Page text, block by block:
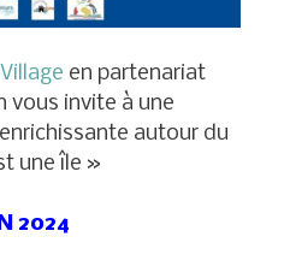
en partenariat
vous invite à une
autour du
une île »
2024